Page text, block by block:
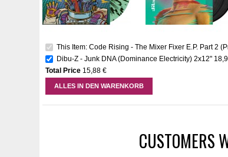
This Item: Code Rising - The Mixer Fixer E.P. Part 2
Dibu-Z - Junk DNA (Dominance Electricity) 2x12"
Total Price 15,88 €
ALLES IN DEN WARENKORB
CUSTOMERS